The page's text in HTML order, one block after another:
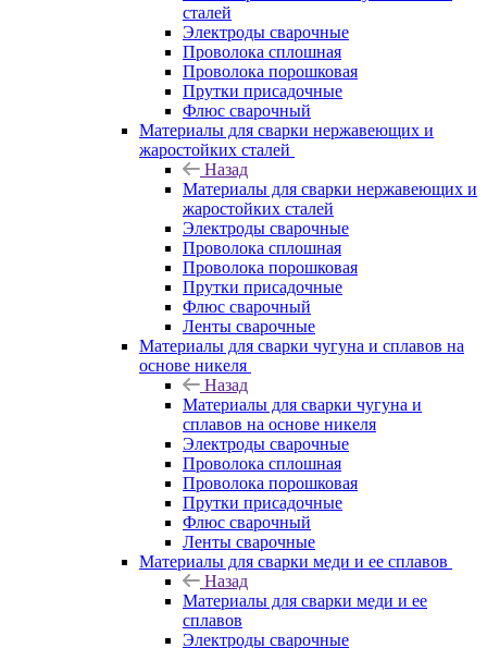
сталей
Электроды сварочные
Проволока сплошная
Проволока порошковая
Прутки присадочные
Флюс сварочный
Материалы для сварки нержавеющих и
жаростойких сталей
Назад
Материалы для сварки нержавеющих и
жаростойких сталей
Электроды сварочные
Проволока сплошная
Проволока порошковая
Прутки присадочные
Флюс сварочный
Ленты сварочные
Материалы для сварки чугуна и сплавов на
основе никеля
Назад
Материалы для сварки чугуна и
сплавов на основе никеля
Электроды сварочные
Проволока сплошная
Проволока порошковая
Прутки присадочные
Флюс сварочный
Ленты сварочные
Материалы для сварки меди и ее сплавов
Назад
Материалы для сварки меди и ее
сплавов
Электроды сварочные